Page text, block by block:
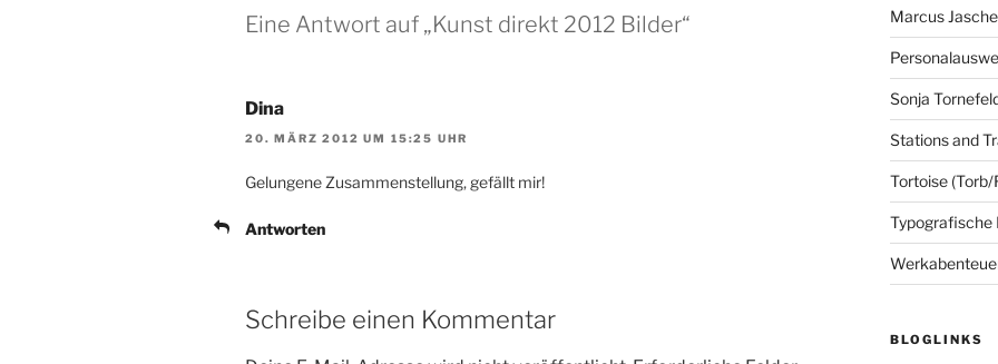
Eine Antwort auf „Kunst direkt 2012 Bilder“
Dina
20. MÄRZ 2012 UM 15:25 UHR
Gelungene Zusammenstellung, gefällt mir!
Antworten
Schreibe einen Kommentar
Marcus
Sonja
Stations and
Tortoise (Torb/
Typografische
BLOGLINKS